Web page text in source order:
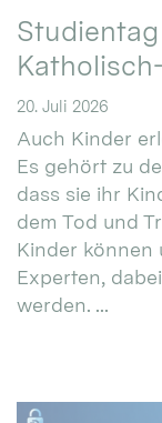
20. Juli 2026
Auch Kinder
Es gehört zu
dass sie ihr
dem Tod und
Kinder können
Experten,
werden. ...